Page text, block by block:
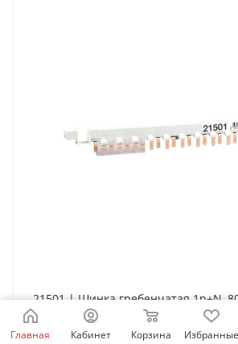
21501 | Шинка гребенчатая 1p+N,
по 18мм, Schneider Electric
Нет в наличии
Главная Кабинет Корзина Избранные